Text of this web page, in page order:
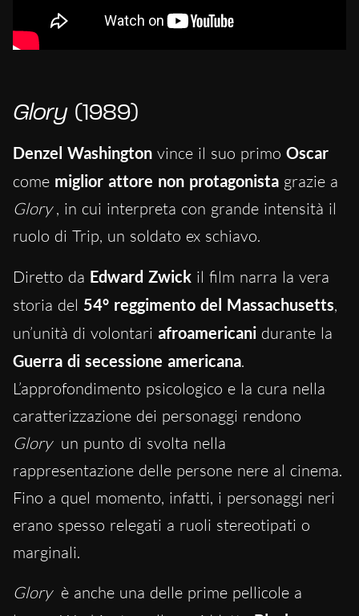
Glory (1989)
Denzel Washington vince il suo primo Oscar
come miglior attore non protagonista grazie a
Glory , in cui interpreta con grande intensità il
ruolo di Trip, un soldato ex schiavo.
Diretto da Edward Zwick il film narra la vera
storia del 54° reggimento del Massachusetts,
un’unità di volontari afroamericani durante la
Guerra di secessione americana.
L’approfondimento psicologico e la cura nella
caratterizzazione dei personaggi rendono
Glory un punto di svolta nella
rappresentazione delle persone nere al cinema.
Fino a quel momento, infatti, i personaggi neri
erano spesso relegati a ruoli stereotipati o
marginali.
Glory è anche una delle prime pellicole a